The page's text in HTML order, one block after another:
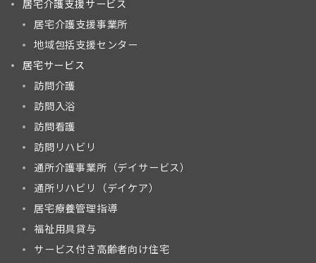
居宅介護支援サービス
居宅介護支援事業所
地域包括支援センター
居宅サービス
訪問介護
訪問入浴
訪問看護
訪問リハビリ
通所介護事業所（デイサービス）
通所リハビリ（デイケア）
居宅療養管理指導
福祉用具貸与
サービス付き高齢者向け住宅